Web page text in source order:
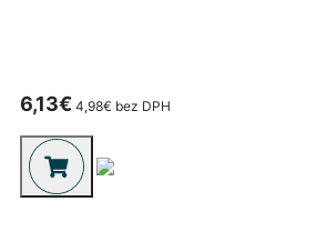
6,13€ 4,98€ bez DPH